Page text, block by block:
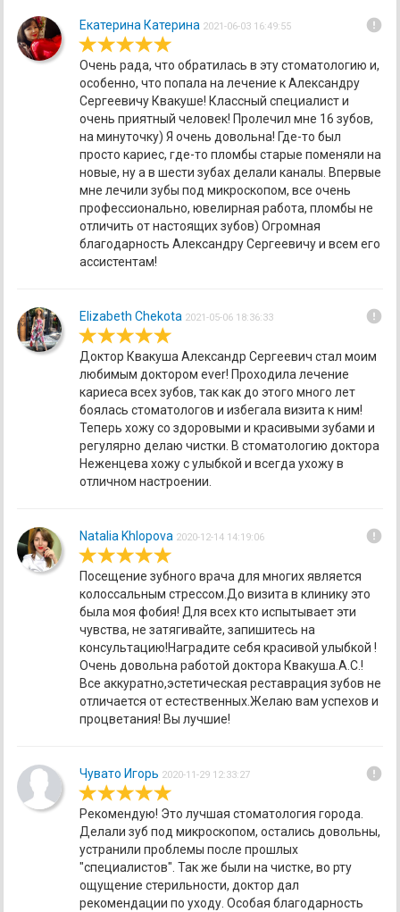
Екатерина Катерина 2021-06-03 16:49:55 error
Очень рада, что обратилась в эту стоматологию и,
особенно, что попала на лечение к Александру
Сергеевичу Квакуше! Классный специалист и
очень приятный человек! Пролечил мне 16 зубов,
на минуточку) Я очень довольна! Где-то был
просто кариес, где-то пломбы старые поменяли на
новые, ну а в шести зубах делали каналы. Впервые
мне лечили зубы под микроскопом, все очень
профессионально, ювелирная работа, пломбы не
отличить от настоящих зубов) Огромная
благодарность Александру Сергеевичу и всем его
ассистентам!
Elizabeth Chekota 2021-05-06 18:36:33 error
Доктор Квакуша Александр Сергеевич стал моим
любимым доктором ever! Проходила лечение
кариеса всех зубов, так как до этого много лет
боялась стоматологов и избегала визита к ним!
Теперь хожу со здоровыми и красивыми зубами и
регулярно делаю чистки. В стоматологию доктора
Неженцева хожу с улыбкой и всегда ухожу в
отличном настроении.
Natalia Khlopova 2020-12-14 14:19:06 error
Посещение зубного врача для многих является
колоссальным стрессом.До визита в клинику это
была моя фобия! Для всех кто испытывает эти
чувства, не затягивайте, запишитесь на
консультацию!Наградите себя красивой улыбкой !
Очень довольна работой доктора Квакуша.А.С.!
Все аккуратно,эстетическая реставрация зубов не
отличается от естественных.Желаю вам успехов и
процветания! Вы лучшие!
Чувато Игорь 2020-11-29 12:33:27 error
Рекомендую! Это лучшая стоматология города.
Делали зуб под микроскопом, остались довольны,
устранили проблемы после прошлых
"специалистов". Так же были на чистке, во рту
ощущение стерильности, доктор дал
рекомендации по уходу. Особая благодарность